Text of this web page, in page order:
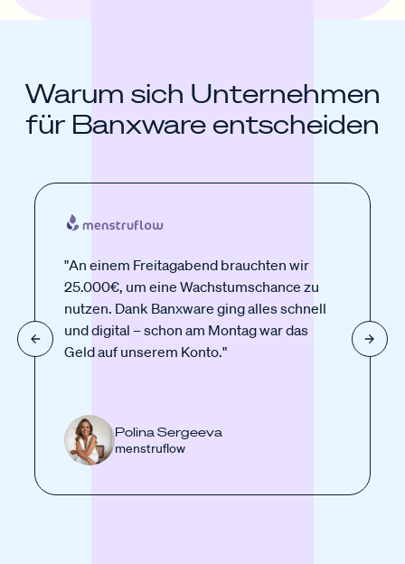
Warum sich Unternehmen
für Banxware entscheiden
"An einem Freitagabend brauchten wir
25.000€, um eine Wachstumschance zu
nutzen. Dank Banxware ging alles schnell
und digital – schon am Montag war das
Geld auf unserem Konto."
Polina Sergeeva
menstruflow